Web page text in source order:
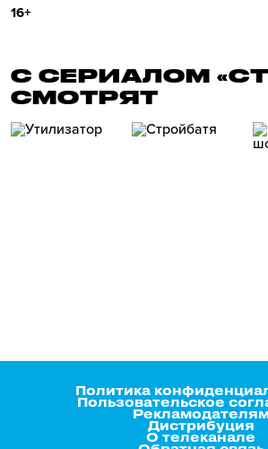
16+
С СЕРИАЛОМ
СМОТРЯТ
Политика
Пользовательское
Дистрибуция
О телеканале